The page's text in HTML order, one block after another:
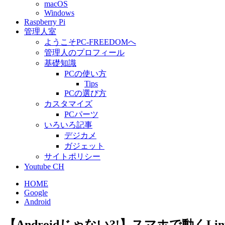
macOS
Windows
Raspberry Pi
管理人室
ようこそPC-FREEDOMへ
管理人のプロフィール
基礎知識
PCの使い方
Tips
PCの選び方
カスタマイズ
PCパーツ
いろいろ記事
デジカメ
ガジェット
サイトポリシー
Youtube CH
HOME
Google
Android